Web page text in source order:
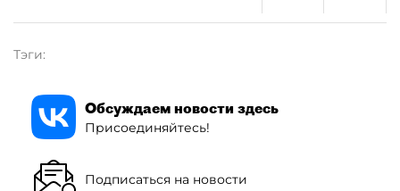
Тэги:
Обсуждаем новости здесь
Присоединяйтесь!
Подписаться на новости